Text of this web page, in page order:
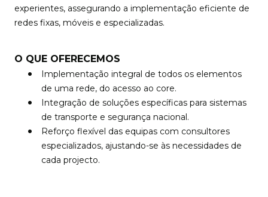
experientes, assegurando a implementação eficiente de
redes fixas, móveis e especializadas.
O QUE OFERECEMOS
Implementação integral de todos os elementos
de uma rede, do acesso ao core.
Integração de soluções específicas para sistemas
de transporte e segurança nacional.
Reforço flexível das equipas com consultores
especializados, ajustando-se às necessidades de
cada projecto.